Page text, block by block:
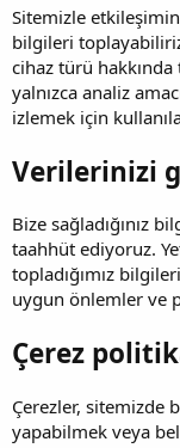
Sitemizle
bilgileri
cihaz türü
yalnızca analiz
izlemek için
Verilerinizi
Bize sağladığınız
taahhüt ediyoruz.
topladığımız
uygun önlemler ve
Çerez
Çerezler, sitemizde
yapabilmek veya